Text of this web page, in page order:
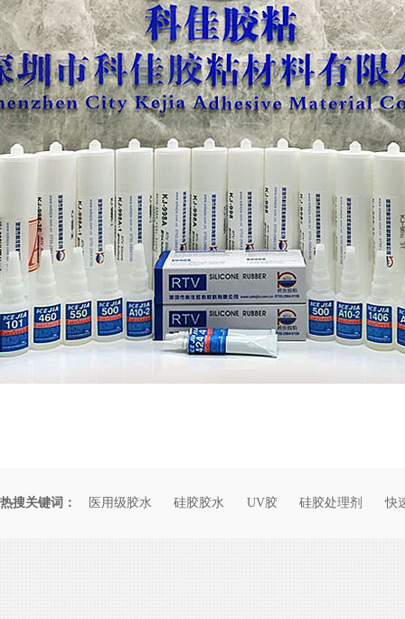
热搜关键词： 医用级胶水 硅胶胶水 UV胶 硅胶处理剂 快